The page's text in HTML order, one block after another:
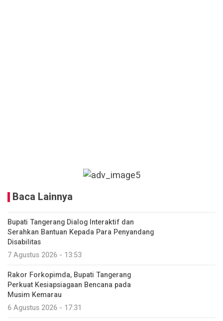
Baca Lainnya
Bupati Tangerang Dialog Interaktif dan
Serahkan Bantuan Kepada Para Penyandang
Disabilitas
7 Agustus 2026 - 13:53
Rakor Forkopimda, Bupati Tangerang
Perkuat Kesiapsiagaan Bencana pada
Musim Kemarau
6 Agustus 2026 - 17:31